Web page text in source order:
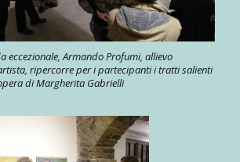
eccezionale, Armando Profumi, allievo
ripercorre per i partecipanti i tratti salienti
di Margherita Gabrielli